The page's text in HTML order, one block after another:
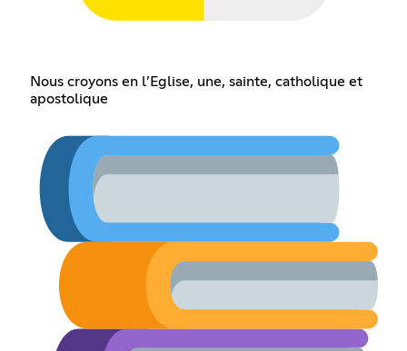
Nous croyons en l’Eglise, une, sainte, catholique et
apostolique